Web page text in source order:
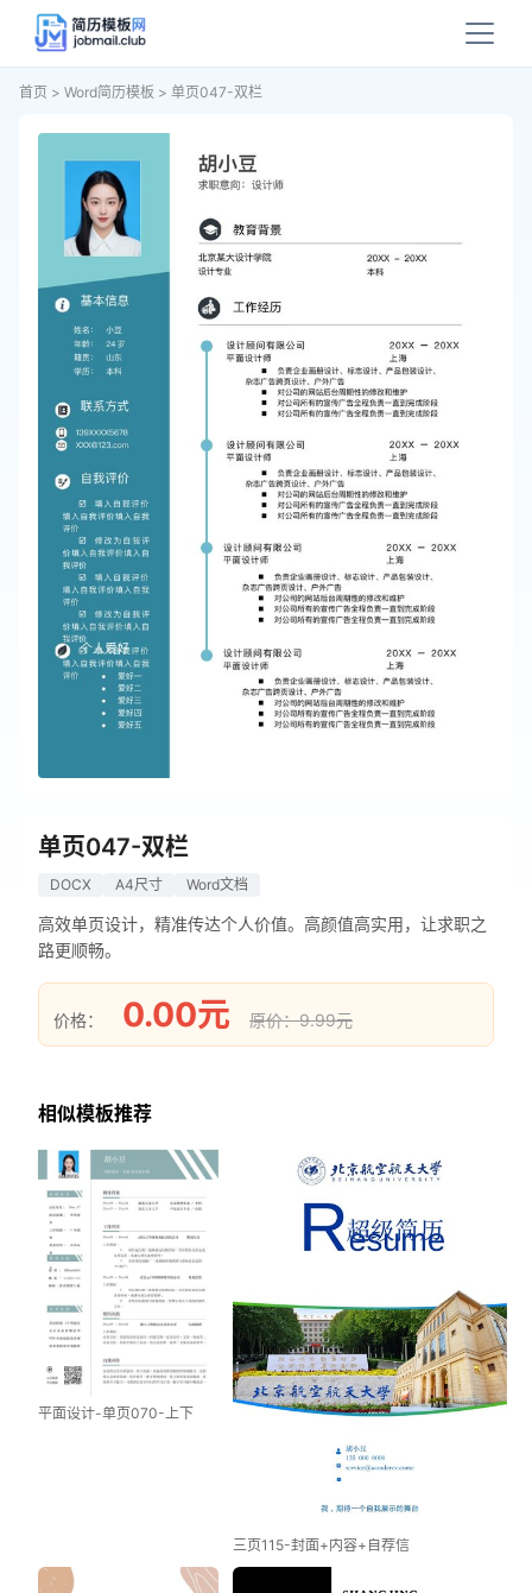
首页 > Word简历模板 > 单页047-双栏
单页047-双栏
DOCX A4尺寸 Word文档
高效单页设计，精准传达个人价值。高颜值高实用，让求职之
路更顺畅。
价格： 0.00元 原价：9.99元
相似模板推荐
平面设计-单页070-上下
三页115-封面+内容+自荐信